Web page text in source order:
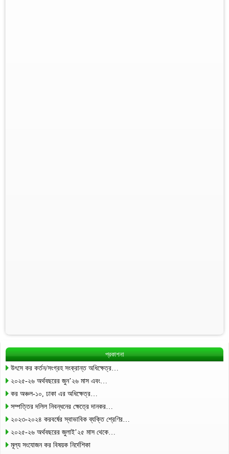
প্রকাশনা
উৎসে কর কর্তন/সংগ্রহ সংক্রান্ত অধিক্ষেত্র…
২০২৫-২৬ অর্থবছরের জুন’২৬ মাস এবং…
কর অঞ্চল-১০, ঢাকা এর অধিক্ষেত্র…
সম্পত্তির দলিল নিবন্ধনের ক্ষেত্রে দানকর…
২০২৩-২০২৪ করবর্ষের স্বাভাবিক ব্যক্তি শ্রেণির…
২০২৫-২৬ অর্থবছরের জুলাই’২৫ মাস থেকে…
মূল্য সংযোজন কর বিষয়ক নির্দেশিকা